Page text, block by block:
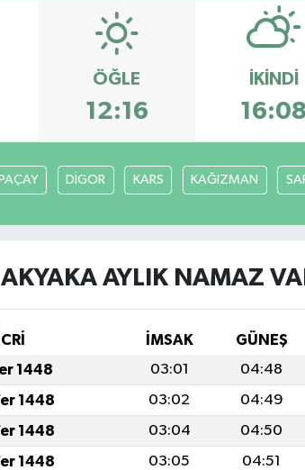
ÖĞLE
12:16
İKINDI
16:08
DİGOR KARS KAĞIZMAN
AKYAKA AYLIK NAMAZ
İMSAK GÜNEŞ
1448 03:01 04:48
1448 03:02 04:49
1448 03:04 04:50
1448 03:05 04:51